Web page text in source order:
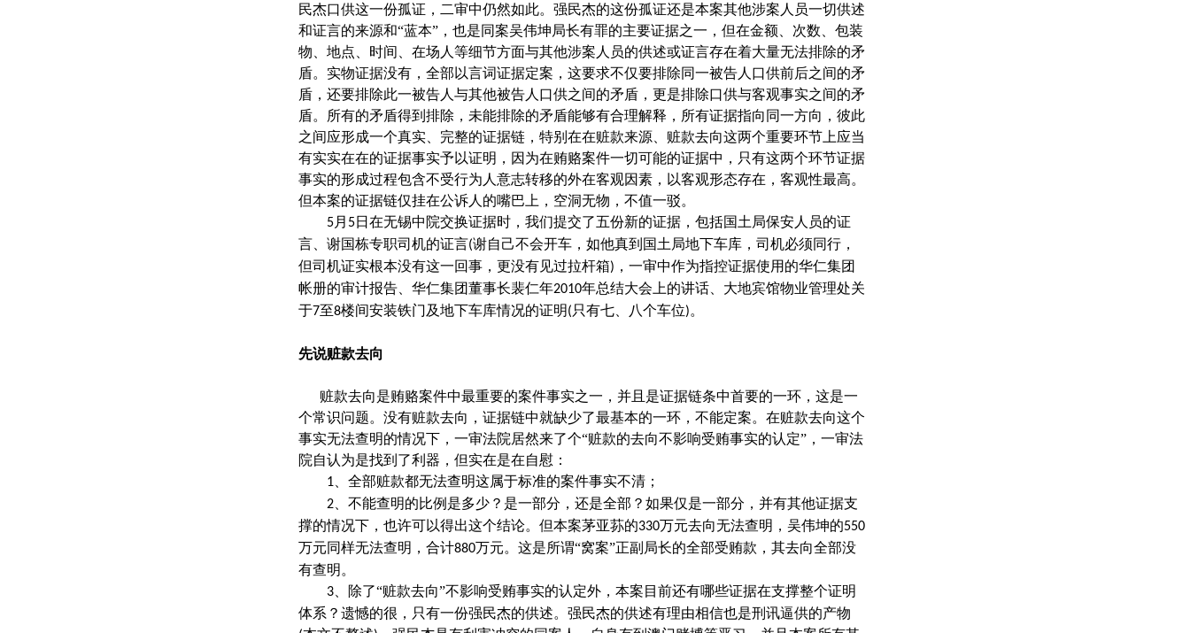
民杰口供这一份孤证，二审中仍然如此。强民杰的这份孤证还是本案其他涉案人员一切供述
和证言的来源和“蓝本”，也是同案吴伟坤局长有罪的主要证据之一，但在金额、次数、包装
物、地点、时间、在场人等细节方面与其他涉案人员的供述或证言存在着大量无法排除的矛
盾。实物证据没有，全部以言词证据定案，这要求不仅要排除同一被告人口供前后之间的矛
盾，还要排除此一被告人与其他被告人口供之间的矛盾，更是排除口供与客观事实之间的矛
盾。所有的矛盾得到排除，未能排除的矛盾能够有合理解释，所有证据指向同一方向，彼此
之间应形成一个真实、完整的证据链，特别在在赃款来源、赃款去向这两个重要环节上应当
有实实在在的证据事实予以证明，因为在贿赂案件一切可能的证据中，只有这两个环节证据
事实的形成过程包含不受行为人意志转移的外在客观因素，以客观形态存在，客观性最高。
但本案的证据链仅挂在公诉人的嘴巴上，空洞无物，不值一驳。
5月 5日在无锡中院交换证据时，我们提交了五份新的证据，包括国土局保安人员的证
言、谢国栋专职司机的证言(谢自己不会开车，如他真到国土局地下车库，司机必须同行，
但司机证实根本没有这一回事，更没有见过拉杆箱) ，一审中作为指控证据使用的华仁集团
帐册的审计报告、华仁集团董事长裴仁年2010年总结大会上的讲话、大地宾馆物业管理处关
于7至8楼间安装铁门及地下车库情况的证明(只有七、八个车位)。
先说赃款去向
赃款去向是贿赂案件中最重要的案件事实之一，并且是证据链条中首要的一环，这是一
个常识问题。没有赃款去向，证据链中就缺少了最基本的一环，不能定案。在赃款去向这个
事实无法查明的情况下，一审法院居然来了个“赃款的去向不影响受贿事实的认定”，一审法
院自认为是找到了利器，但实在是在自慰：
1 、全部赃款都无法查明这属于标准的案件事实不清；
2 、不能查明的比例是多少？是一部分，还是全部？如果仅是一部分，并有其他证据支
撑的情况下，也许可以得出这个结论。但本案茅亚荪的330万元去向无法查明，吴伟坤的550
万元同样无法查明，合计880万元。这是所谓“窝案”正副局长的全部受贿款，其去向全部没
有查明。
3 、除了“赃款去向”不影响受贿事实的认定外，本案目前还有哪些证据在支撑整个证明
体系？遗憾的很，只有一份强民杰的供述。强民杰的供述有理由相信也是刑讯逼供的产物